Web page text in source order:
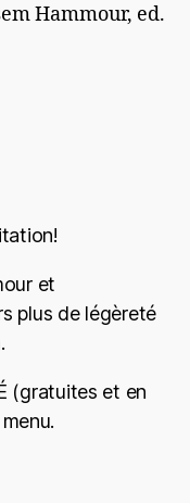
Hammour, ed.
et
plus de légèreté
(gratuites et en